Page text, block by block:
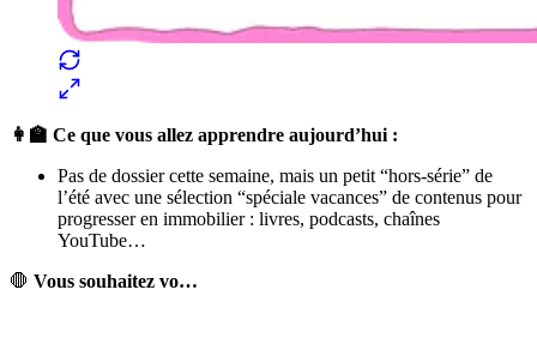
👩‍🏫 Ce que vous allez apprendre aujourd’hui :
Pas de dossier cette semaine, mais un petit “hors-série” de
l’été avec une sélection “spéciale vacances” de contenus pour
progresser en immobilier : livres, podcasts, chaînes
YouTube…
🛑 Vous souhaitez vo…